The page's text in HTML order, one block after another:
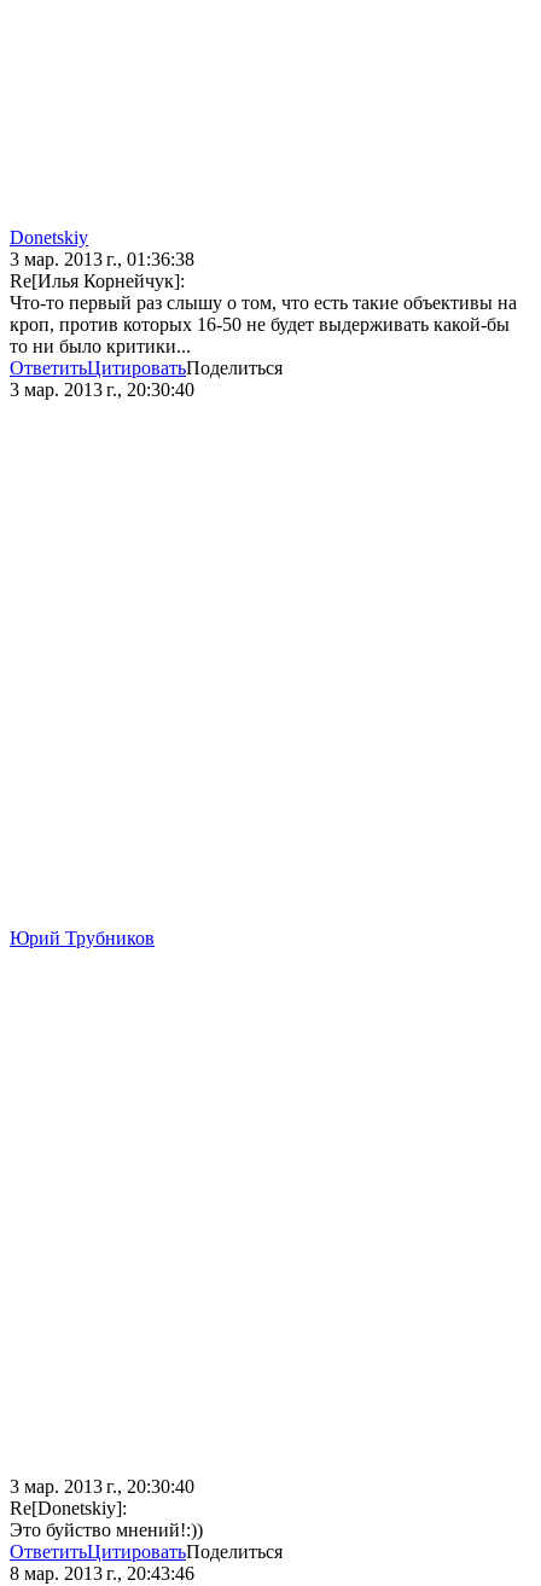
Donetskiy
3 мар. 2013 г., 01:36:38
Re[Илья Корнейчук]:
Что-то первый раз слышу о том, что есть такие объективы на
кроп, против которых 16-50 не будет выдерживать какой-бы
то ни было критики...
ОтветитьЦитироватьПоделиться
3 мар. 2013 г., 20:30:40
Юрий Трубников
3 мар. 2013 г., 20:30:40
Re[Donetskiy]:
Это буйство мнений!:))
ОтветитьЦитироватьПоделиться
8 мар. 2013 г., 20:43:46